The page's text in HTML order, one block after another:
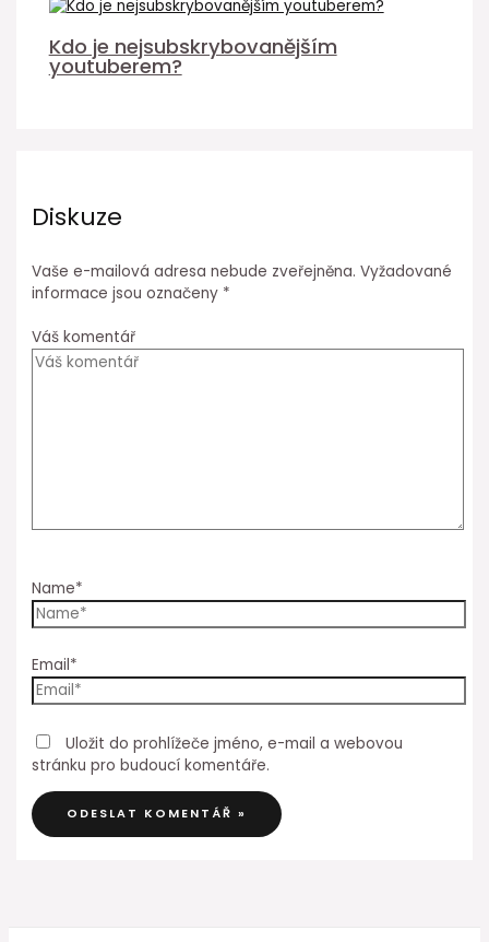
Kdo je nejsubskrybovanějším
youtuberem?
Diskuze
Vaše e-mailová adresa nebude zveřejněna. Vyžadované
informace jsou označeny *
Váš komentář
Name*
Email*
Uložit do prohlížeče jméno, e-mail a webovou
stránku pro budoucí komentáře.